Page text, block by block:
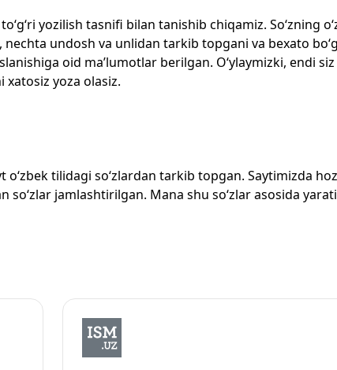
yozilish tasnifi bilan tanishib chiqamiz. So‘zning
undosh va unlidan tarkib topgani va bexato
oid ma’lumotlar berilgan. O‘ylaymizki, endi siz
xatosiz yoza olasiz.
tilidagi so‘zlardan tarkib topgan. Saytimizda
jamlashtirilgan. Mana shu so‘zlar asosida